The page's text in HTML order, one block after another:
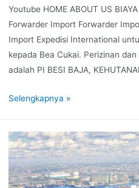
Youtube HOME ABOUT US
Forwarder Import Forwarder
Import Expedisi International
kepada Bea Cukai. Perizinan
adalah PI BESI BAJA,
Selengkapnya »